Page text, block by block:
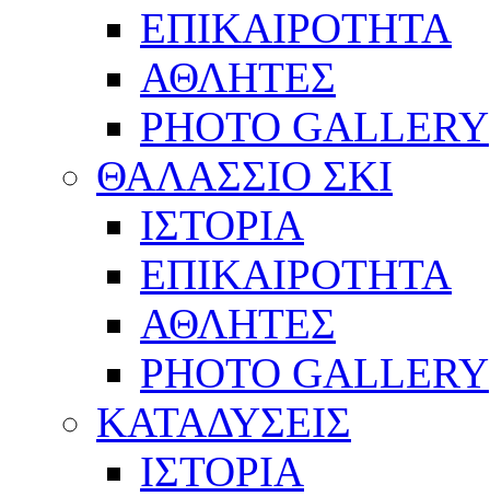
ΕΠΙΚΑΙΡΟΤΗΤΑ
ΑΘΛΗΤΕΣ
PHOTO GALLERY
ΘΑΛΑΣΣΙΟ ΣΚΙ
ΙΣΤΟΡΙΑ
ΕΠΙΚΑΙΡΟΤΗΤΑ
ΑΘΛΗΤΕΣ
PHOTO GALLERY
ΚΑΤΑΔΥΣΕΙΣ
ΙΣΤΟΡΙΑ